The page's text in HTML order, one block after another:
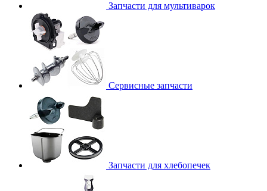
Запчасти для мультиварок
Сервисные запчасти
Запчасти для хлебопечек